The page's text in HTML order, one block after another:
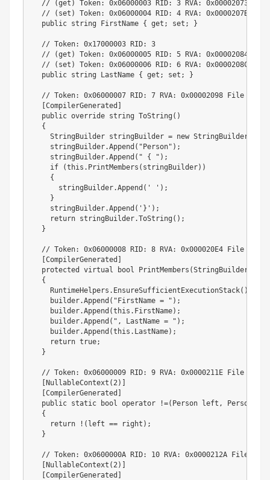
// (get) Token: 0x06000003 RID: 3 RVA: 0x00002073
// (set) Token: 0x06000004 RID: 4 RVA: 0x0000207B
  public string FirstName { get; set; }
  // Token: 0x17000003 RID: 3
// (get) Token: 0x06000005 RID: 5 RVA: 0x00002084
// (set) Token: 0x06000006 RID: 6 RVA: 0x0000208C
  public string LastName { get; set; }
// Token: 0x06000007 RID: 7 RVA: 0x00002098 File
  [CompilerGenerated]
  public override string ToString()
  {
    StringBuilder stringBuilder = new StringBuilder();
    stringBuilder.Append("Person");
    stringBuilder.Append(" { ");
    if (this.PrintMembers(stringBuilder))
    {
      stringBuilder.Append(' ');
    }
    stringBuilder.Append('}');
    return stringBuilder.ToString();
  }
// Token: 0x06000008 RID: 8 RVA: 0x000020E4 File
  [CompilerGenerated]
protected virtual bool PrintMembers(StringBuilder
  {
    RuntimeHelpers.EnsureSufficientExecutionStack();
    builder.Append("FirstName = ");
    builder.Append(this.FirstName);
    builder.Append(", LastName = ");
    builder.Append(this.LastName);
    return true;
  }
// Token: 0x06000009 RID: 9 RVA: 0x0000211E File
  [NullableContext(2)]
  [CompilerGenerated]
public static bool operator !=(Person left, Person
  {
    return !(left == right);
  }
// Token: 0x0600000A RID: 10 RVA: 0x0000212A File
  [NullableContext(2)]
  [CompilerGenerated]